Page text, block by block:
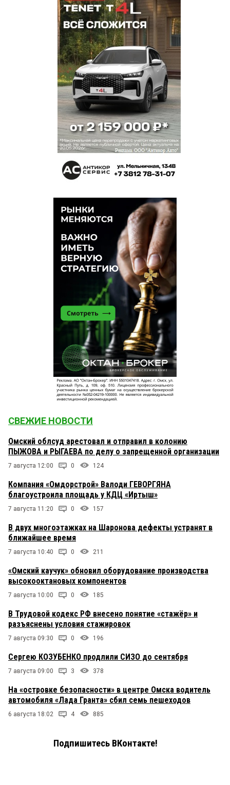
СВЕЖИЕ НОВОСТИ
Омский облсуд арестовал и отправил в колонию
ПЫЖОВА и РЫГАЕВА по делу о запрещенной организации
7 августа 12:00 0 124
Компания «Омдорстрой» Валоди ГЕВОРГЯНА
благоустроила площадь у КДЦ «Иртыш»
7 августа 11:20 0 157
В двух многоэтажках на Шаронова дефекты устранят в
ближайшее время
7 августа 10:40 0 211
«Омский каучук» обновил оборудование производства
высокооктановых компонентов
7 августа 10:00 0 185
В Трудовой кодекс РФ внесено понятие «стажёр» и
разъяснены условия стажировок
7 августа 09:30 0 196
Сергею КОЗУБЕНКО продлили СИЗО до сентября
7 августа 09:00 3 378
На «островке безопасности» в центре Омска водитель
автомобиля «Лада Гранта» сбил семь пешеходов
6 августа 18:02 4 885
Подпишитесь ВКонтакте!